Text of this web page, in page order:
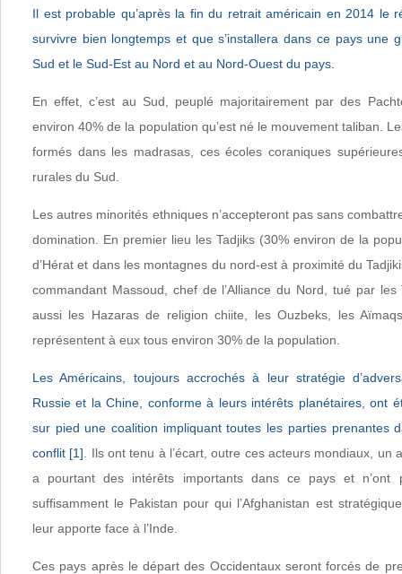
Il est probable qu’après la fin du retrait américain en 2014 le
survivre bien longtemps et que s’installera dans ce pays une
Sud et le Sud-Est au Nord et au Nord-Ouest du pays.
En effet, c’est au Sud, peuplé majoritairement par des
environ 40% de la population qu’est né le mouvement taliban.
formés dans les madrasas, ces écoles coraniques
rurales du Sud.
Les autres minorités ethniques n’accepteront pas sans
domination. En premier lieu les Tadjiks (30% environ de la
d’Hérat et dans les montagnes du nord-est à proximité du
commandant Massoud, chef de l’Alliance du Nord, tué par
aussi les Hazaras de religion chiite, les Ouzbeks, les
représentent à eux tous environ 30% de la population.
Les Américains, toujours accrochés à leur stratégie
Russie et la Chine, conforme à leurs intérêts planétaires, ont
sur pied une coalition impliquant toutes les parties prenantes
conflit [1] . Ils ont tenu à l’écart, outre ces acteurs mondiaux, un
a pourtant des intérêts importants dans ce pays et n’ont
suffisamment le Pakistan pour qui l’Afghanistan est
leur apporte face à l’Inde.
Ces pays après le départ des Occidentaux seront forcés de